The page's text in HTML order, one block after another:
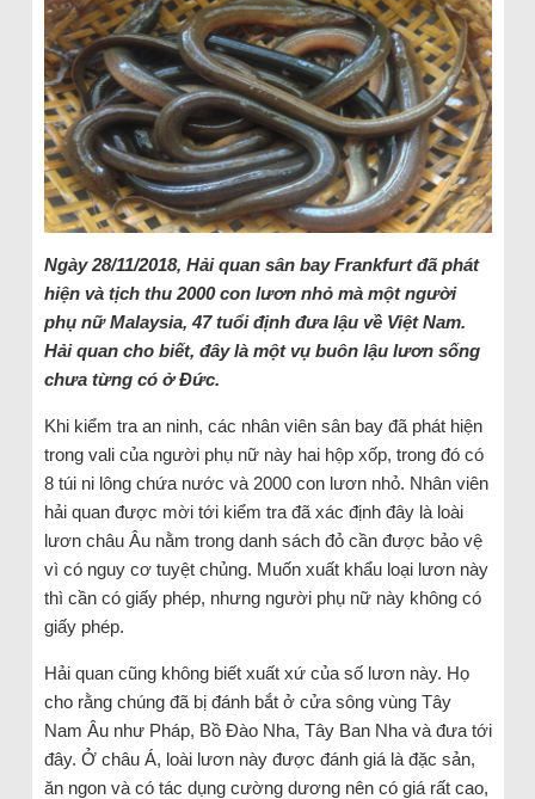
Ngày 28/11/2018, Hải quan sân bay Frankfurt đã phát
hiện và tịch thu 2000 con lươn nhỏ mà một người
phụ nữ Malaysia, 47 tuổi định đưa lậu về Việt Nam.
Hải quan cho biết, đây là một vụ buôn lậu lươn sống
chưa từng có ở Đức.
Khi kiểm tra an ninh, các nhân viên sân bay đã phát hiện
trong vali của người phụ nữ này hai hộp xốp, trong đó có
8 túi ni lông chứa nước và 2000 con lươn nhỏ. Nhân viên
hải quan được mời tới kiểm tra đã xác định đây là loài
lươn châu Âu nằm trong danh sách đỏ cần được bảo vệ
vì có nguy cơ tuyệt chủng. Muốn xuất khẩu loại lươn này
thì cần có giấy phép, nhưng người phụ nữ này không có
giấy phép.
Hải quan cũng không biết xuất xứ của số lươn này. Họ
cho rằng chúng đã bị đánh bắt ở cửa sông vùng Tây
Nam Âu như Pháp, Bồ Đào Nha, Tây Ban Nha và đưa tới
đây. Ở châu Á, loài lươn này được đánh giá là đặc sản,
ăn ngon và có tác dụng cường dương nên có giá rất cao,